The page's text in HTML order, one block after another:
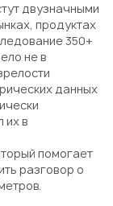
двузначными
продуктах
350+
не в
данных
их в
помогает
разговор о